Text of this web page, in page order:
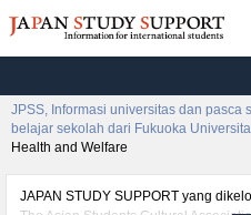
JPSS, Informasi universitas dan pasca
belajar sekolah dari Fukuoka
Health and Welfare
JAPAN STUDY SUPPORT yang